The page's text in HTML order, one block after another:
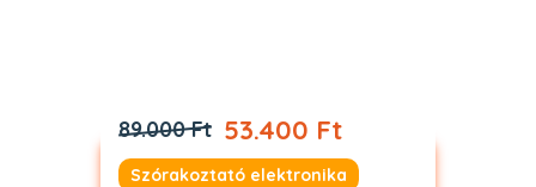
89.000 Ft 53.400 Ft
Szórakoztató elektronika